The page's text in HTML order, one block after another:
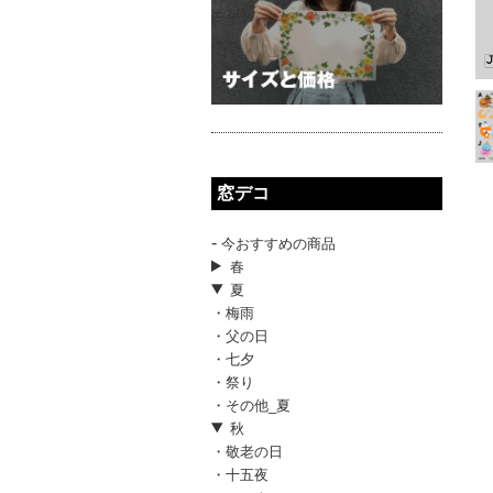
窓デコ
- 今おすすめの商品
春
夏
・梅雨
・父の日
・七夕
・祭り
・その他_夏
秋
・敬老の日
・十五夜